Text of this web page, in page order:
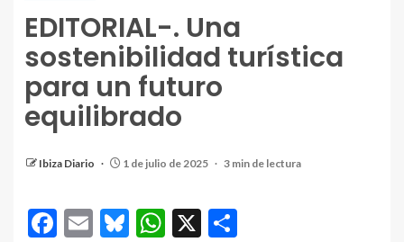
EDITORIAL-. Una
sostenibilidad turística
para un futuro
equilibrado
Ibiza Diario 1 de julio de 2025 3 min de lectura
Facebook
EmailBluesky
WhatsApp
X